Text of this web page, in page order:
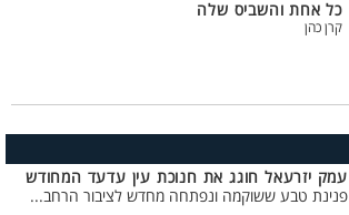
כל אחת והשביס שלה
קרן כהן
עמק יזרעאל חוגג את חנוכת עין עדעד המחודש
פנינת טבע ששוקמה ונפתחה מחדש לציבור הרחב...